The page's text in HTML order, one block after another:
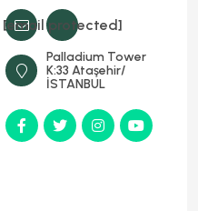
[email protected]
Palladium Tower
K:33 Ataşehir/
İSTANBUL